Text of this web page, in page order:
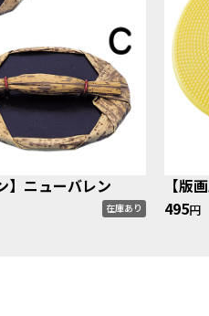
】ニューバレン
在庫あり
【版
495円